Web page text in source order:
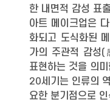
한 내면적 감성 표
아트 메이크업은
화되고 도식화된
가의 주관적 감성(
표현하는 것을 의미
20세기는 인류의
요한 분기점으로